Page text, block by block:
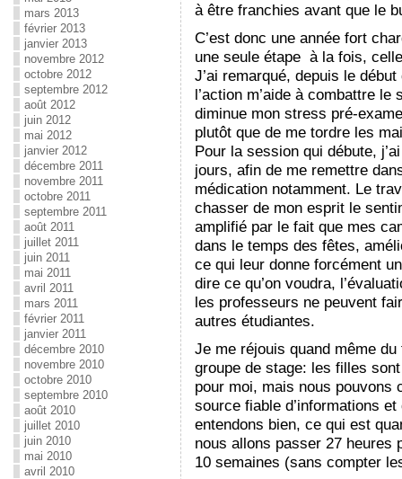
à être franchies avant que le
C’est donc une année fort
une seule étape à la fois,
J’ai remarqué, depuis le
l’action m’aide à combattre
diminue mon stress pré-
plutôt que de me tordre les
Pour la session qui débute,
jours, afin de me remettre
médication notamment. Le
chasser de mon esprit le
amplifié par le fait que mes
dans le temps des fêtes,
ce qui leur donne forcément
dire ce qu’on voudra,
les professeurs ne peuvent
autres étudiantes.
Je me réjouis quand même
groupe de stage: les filles
pour moi, mais nous pouvons
source fiable d’informations
entendons bien, ce qui est
nous allons passer 27 heures
10 semaines (sans compter
mars 2013
février 2013
janvier 2013
novembre 2012
octobre 2012
septembre 2012
août 2012
juin 2012
mai 2012
janvier 2012
décembre 2011
novembre 2011
octobre 2011
septembre 2011
août 2011
juillet 2011
juin 2011
mai 2011
avril 2011
mars 2011
février 2011
janvier 2011
décembre 2010
novembre 2010
octobre 2010
septembre 2010
août 2010
juillet 2010
juin 2010
mai 2010
avril 2010